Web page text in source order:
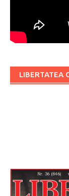
LIBERTATEA